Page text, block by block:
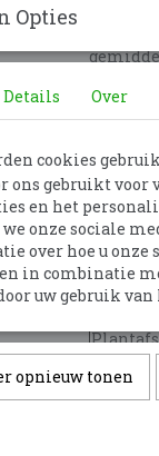
Molinia
dat
Het
rechtop
gedijt
het een
voor het
Opties
Details Over
cookies
ons gebruikt
en het
onze sociale
over hoe u onze
in combinatie
uw gebruik
opnieuw tonen